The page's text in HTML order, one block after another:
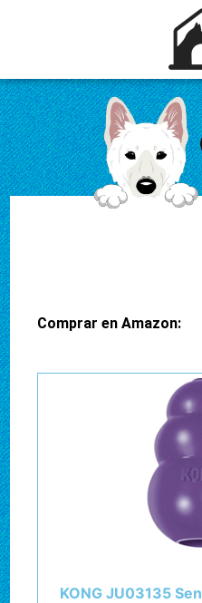
Comprar en Amazon:
KONG JU03135